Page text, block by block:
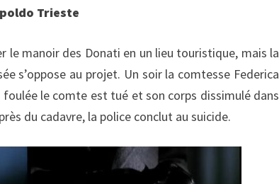
Trieste
le manoir des Donati en un lieu touristique, mais la
s’oppose au projet. Un soir la comtesse Federica
le comte est tué et son corps dissimulé dans
du cadavre, la police conclut au suicide.